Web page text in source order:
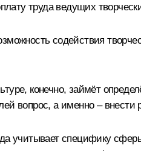
труда ведущих
содействия
конечно, займёт
вопрос, а именно –
учитывает специфику